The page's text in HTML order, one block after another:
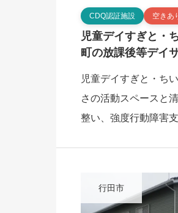
CDQ認証施設 空きあ
児童デイすぎと・
町の放課後等デイ
児童デイすぎと・ち
さの活動スペースと
整い、強度行動障害
行田市